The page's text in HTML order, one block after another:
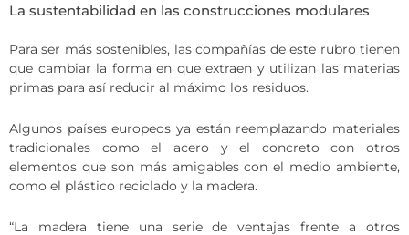
La sustentabilidad en las construcciones modulares
Para ser más sostenibles, las compañías de este rubro tienen
que cambiar la forma en que extraen y utilizan las materias
primas para así reducir al máximo los residuos.
Algunos países europeos ya están reemplazando materiales
tradicionales como el acero y el concreto con otros
elementos que son más amigables con el medio ambiente,
como el plástico reciclado y la madera.
“La madera tiene una serie de ventajas frente a otros